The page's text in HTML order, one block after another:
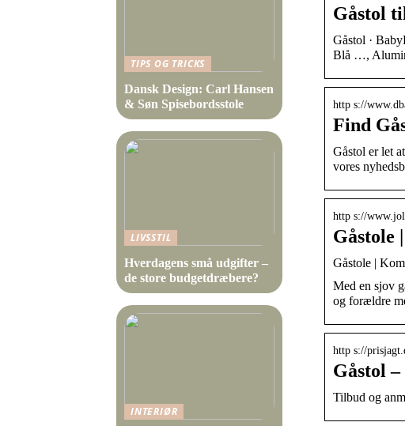
Gåstol
Gåstol ·
Blå …,
http s://
Find
Gåstol er let
vores
http s://
Gåstole
Gåstole |
Med en sjov
og forældre
http s://
Gåstol
Tilbud og
TIPS OG TRICKS
Dansk Design: Carl Hansen
& Søn Spisebordsstole
LIVSSTIL
Hverdagens små udgifter –
de store budgetdræbere?
INTERIØR